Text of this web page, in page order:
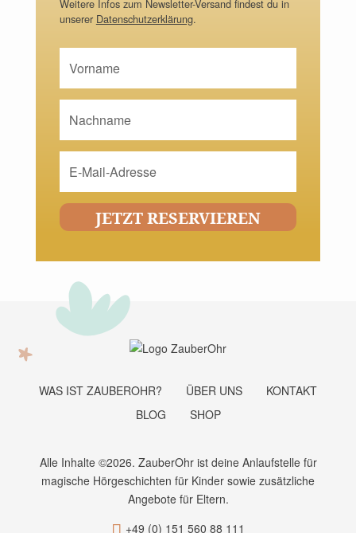
Weitere Infos zum Newsletter-Versand findest du in
unserer Datenschutzerklärung.
JETZT RESERVIEREN
WAS IST ZAUBEROHR? ÜBER UNS
KONTAKT
BLOG
SHOP
Alle Inhalte ©2026. ZauberOhr ist deine Anlaufstelle für
magische Hörgeschichten für Kinder sowie zusätzliche
Angebote für Eltern.
+49 (0) 151 560 88 111